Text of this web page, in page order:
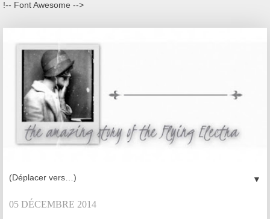
!-- Font Awesome -->
▼
05 DÉCEMBRE 2014